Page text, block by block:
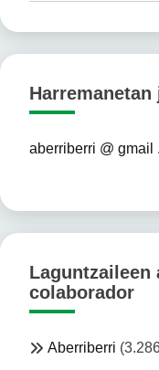
aberriberri @ gmail
colaborador
Aberriberri